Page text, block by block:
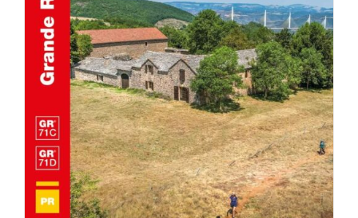
AJOUTER AU PANIER / DÉTAILS